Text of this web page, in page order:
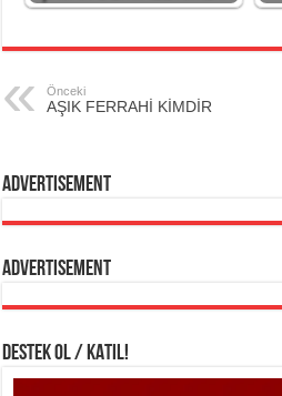
Önceki
AŞIK FERRAHİ KİMDİR
Advertisement
Advertisement
DESTEK OL / KATIL!